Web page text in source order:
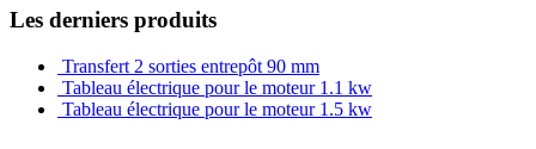
Les derniers produits
Transfert 2 sorties entrepôt 90 mm
Tableau électrique pour le moteur 1.1 kw
Tableau électrique pour le moteur 1.5 kw